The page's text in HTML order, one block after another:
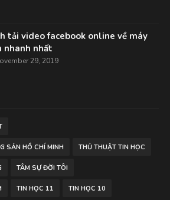
tải video facebook online về máy
nhanh nhất
29, 2019
SẢN HỒ CHÍ MINH THỦ THUẬT TIN HỌC
TÂM SỰ ĐỜI TÔI
TIN HỌC 11 TIN HỌC 10